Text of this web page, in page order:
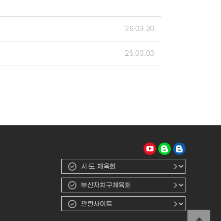
26.03.20
26.03.03